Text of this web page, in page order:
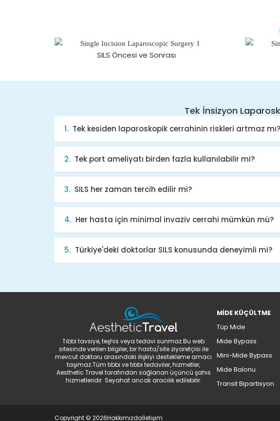
SILS Öncesi ve Sonrası
Tek İnsizyon
Tek kesiden laparoskopik cerrahinin riskleri artmaz mı?
Tek port ameliyatı birden fazla kullanılabilir mi?
SILS her zaman tercih edilir mi?
Her hasta için minimal invaziv cerrahi mümkün mü?
Türkiye'deki doktorlar SILS konusunda deneyimli mi?
Tıbbi tavsiye, teşhis veya tedavi sunmaz.Bu web
sitesinde verilen bilgiler, bir hasta/site ziyaretçisi ile
mevcut doktoru arasındaki ilişkiyi destekleme amacı
taşımaz.Tüm tıbbi ve tıbbi tedaviler, hizmetler,
Aesthetic Travel tarafından sağlanan üçüncü şahıs
hizmetleridir. Seyahat ancak aracılık edilebilir.
MİDE KÜÇÜLTME
Tüp Mide
Mide Bypass
Mini-Mide Bypass
Mide Balonu
Transit Bipartisyon
Copyright © 2026Hakkımızdaİletişim